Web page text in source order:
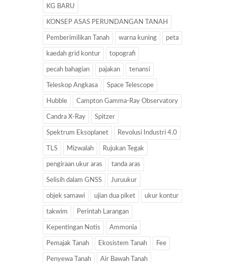
KG BARU
KONSEP ASAS PERUNDANGAN TANAH
Pemberimilikan Tanah warna kuning peta
kaedah grid kontur topografi
pecah bahagian pajakan tenansi
Teleskop Angkasa Space Telescope
Hubble Campton Gamma-Ray Observatory
Candra X-Ray Spitzer
Spektrum Eksoplanet Revolusi Industri 4.0
TLS Mizwalah Rujukan Tegak
pengiraan ukur aras tanda aras
Selisih dalam GNSS Juruukur
objek samawi ujian dua piket ukur kontur
takwim Perintah Larangan
Kepentingan Notis Ammonia
Pemajak Tanah Ekosistem Tanah Fee
Penyewa Tanah Air Bawah Tanah